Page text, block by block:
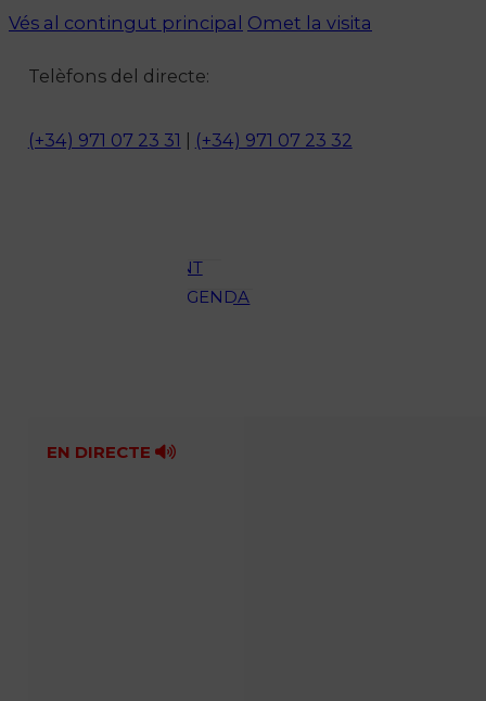
Vés al contingut principal Omet la visita
Telèfons del directe:
(+34) 971 07 23 31 (+34) 971 07 23 32
OCI
AMBIENT
AGENDA
Fes-te'n soci!
EN DIRECTE